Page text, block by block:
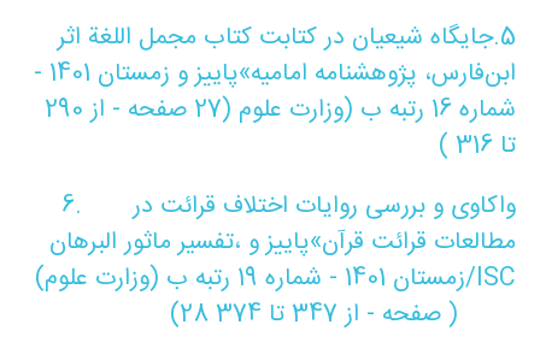
5. جایگاه شیعیان در کتابت کتاب مجمل اللغة اثر
ابن‌فارس
، پژوهشنامه امامیه»پاییز و زمستان 1401 -
شماره 16 رتبه ب (وزارت علوم (
27
صفحه - از 290
تا 316 )
6.
واکاوی و بررسی روایات اختلاف قرائت در
تفسیر ماثور البرهان، مطالعات قرائت قرآن»پاییز و
زمستان 1401 - شماره 19 رتبه ب (وزارت علوم)/ISC
(‎28
صفحه - از 347 تا 374)